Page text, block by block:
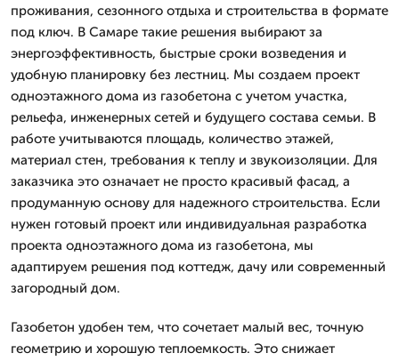
проживания, сезонного отдыха и строительства в формате
под ключ. В Самаре такие решения выбирают за
энергоэффективность, быстрые сроки возведения и
удобную планировку без лестниц. Мы создаем проект
одноэтажного дома из газобетона с учетом участка,
рельефа, инженерных сетей и будущего состава семьи. В
работе учитываются площадь, количество этажей,
материал стен, требования к теплу и звукоизоляции. Для
заказчика это означает не просто красивый фасад, а
продуманную основу для надежного строительства. Если
нужен готовый проект или индивидуальная разработка
проекта одноэтажного дома из газобетона, мы
адаптируем решения под коттедж, дачу или современный
загородный дом.
Газобетон удобен тем, что сочетает малый вес, точную
геометрию и хорошую теплоемкость. Это снижает